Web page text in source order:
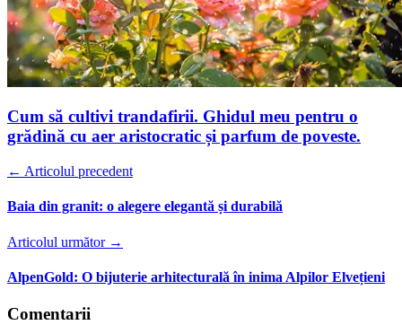
Cum să cultivi trandafirii. Ghidul meu pentru o
grădină cu aer aristocratic și parfum de poveste.
← Articolul precedent
Baia din granit: o alegere elegantă și durabilă
Articolul următor →
AlpenGold: O bijuterie arhitecturală în inima Alpilor Elvețieni
Comentarii